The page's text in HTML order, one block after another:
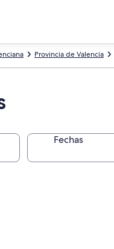
Provincia de Valencia
Fechas